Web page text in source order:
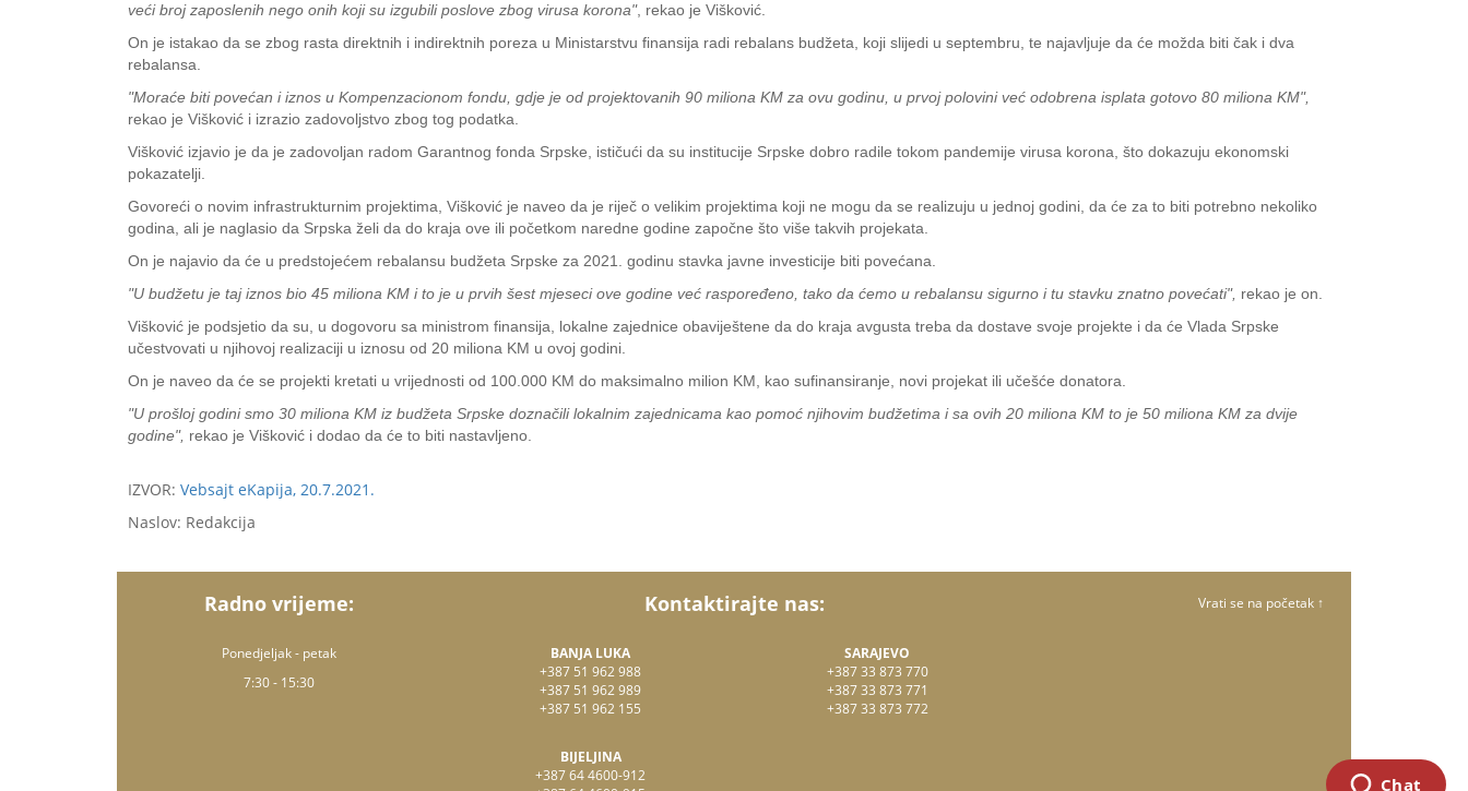
veći broj zaposlenih nego onih koji su izgubili poslove zbog virusa korona", rekao je Višković.
On je istakao da se zbog rasta direktnih i indirektnih poreza u Ministarstvu finansija radi rebalans budžeta, koji slijedi u septembru, te najavljuje da će možda biti čak i dva
rebalansa.
"Moraće biti povećan i iznos u Kompenzacionom fondu, gdje je od projektovanih 90 miliona KM za ovu godinu, u prvoj polovini već odobrena isplata gotovo 80 miliona KM",
rekao je Višković i izrazio zadovoljstvo zbog tog podatka.
Višković izjavio je da je zadovoljan radom Garantnog fonda Srpske, ističući da su institucije Srpske dobro radile tokom pandemije virusa korona, što dokazuju ekonomski
pokazatelji.
Govoreći o novim infrastrukturnim projektima, Višković je naveo da je riječ o velikim projektima koji ne mogu da se realizuju u jednoj godini, da će za to biti potrebno nekoliko
godina, ali je naglasio da Srpska želi da do kraja ove ili početkom naredne godine započne što više takvih projekata.
On je najavio da će u predstojećem rebalansu budžeta Srpske za 2021. godinu stavka javne investicije biti povećana.
"U budžetu je taj iznos bio 45 miliona KM i to je u prvih šest mjeseci ove godine već raspoređeno, tako da ćemo u rebalansu sigurno i tu stavku znatno povećati", rekao je on.
Višković je podsjetio da su, u dogovoru sa ministrom finansija, lokalne zajednice obaviještene da do kraja avgusta treba da dostave svoje projekte i da će Vlada Srpske
učestvovati u njihovoj realizaciji u iznosu od 20 miliona KM u ovoj godini.
On je naveo da će se projekti kretati u vrijednosti od 100.000 KM do maksimalno milion KM, kao sufinansiranje, novi projekat ili učešće donatora.
"U prošloj godini smo 30 miliona KM iz budžeta Srpske doznačili lokalnim zajednicama kao pomoć njihovim budžetima i sa ovih 20 miliona KM to je 50 miliona KM za dvije
godine", rekao je Višković i dodao da će to biti nastavljeno.
IZVOR: Vebsajt eKapija, 20.7.2021.
Naslov: Redakcija
Radno vrijeme:
Ponedjeljak - petak
7:30 - 15:30
Kontaktirajte nas:
BANJA LUKA
+387 51 962 988
+387 51 962 989
+387 51 962 155
BIJELJINA
+387 64 4600-912
SARAJEVO
+387 33 873 770
+387 33 873 771
+387 33 873 772
Vrati se na početak ↑